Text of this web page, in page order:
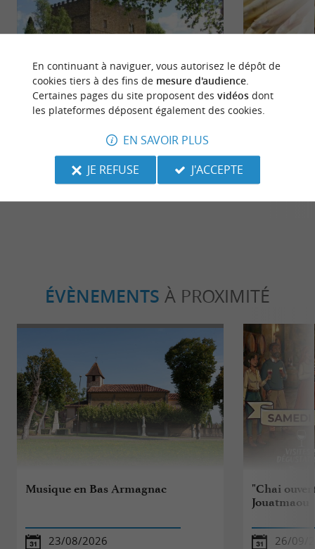
Mont-de-Marsan, une ville à la
campagne, havre de paix au cœur des
22,3 km - Mont-de-Marsan
Détente
région
ÉVÈNEMENTS À PROXIMITÉ
Musique en Bas Armagnac
23/08/2026
"Chai
Jouatmaou
26/09/
En continuant à naviguer, vous autorisez le dépôt de
cookies tiers à des fins de mesure d'audience.
Certaines pages du site proposent des vidéosdont
les plateformes déposent également des cookies.
EN SAVOIR PLUS
JE REFUSE
J'ACCEPTE